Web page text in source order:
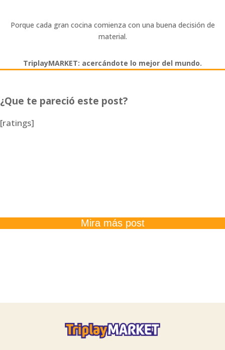
Porque cada gran cocina comienza con una buena decisión de
material.
TriplayMARKET: acercándote lo mejor del mundo.
¿Que te pareció este post?
[ratings]
Mira más post